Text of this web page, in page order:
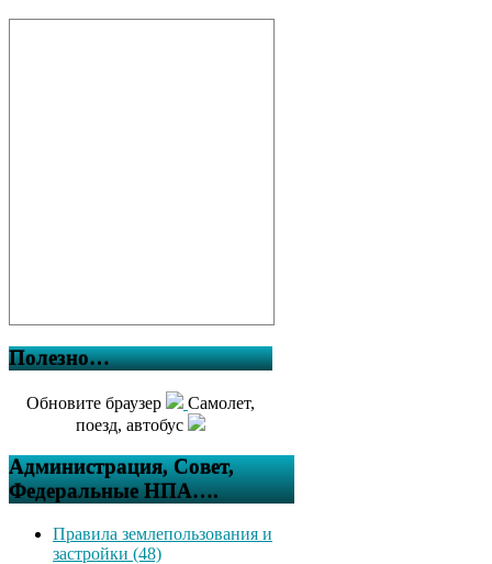
Полезно…
Обновите браузер
Самолет,
поезд, автобус
Администрация, Совет,
Федеральные НПА….
Правила землепользования и
застройки (48)